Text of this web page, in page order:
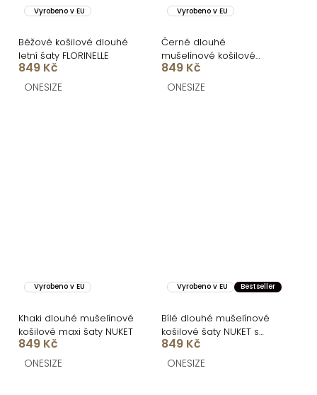
Vyrobeno v EU
Béžové košilové dlouhé
letní šaty FLORINELLE
849 Kč
ONESIZE
Vyrobeno v EU
Černé dlouhé
mušelínové košilové
maxi šaty NUKET
849 Kč
ONESIZE
Vyrobeno v EU
Khaki dlouhé mušelínové
košilové maxi šaty NUKET
849 Kč
ONESIZE
Vyrobeno v EU Bestseller
Bílé dlouhé mušelínové
košilové šaty NUKET s
krátkým rukávem
849 Kč
ONESIZE